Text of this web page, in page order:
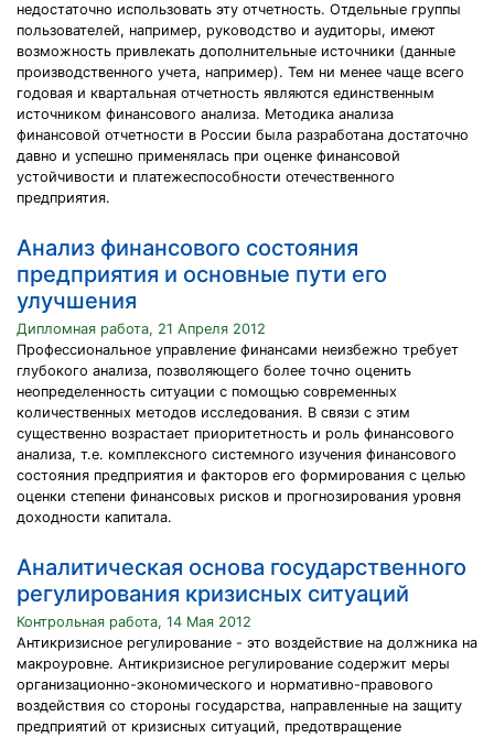
недостаточно использовать эту отчетность. Отдельные группы
пользователей, например, руководство и аудиторы, имеют
возможность привлекать дополнительные источники (данные
производственного учета, например). Тем ни менее чаще всего
годовая и квартальная отчетность являются единственным
источником финансового анализа. Методика анализа
финансовой отчетности в России была разработана достаточно
давно и успешно применялась при оценке финансовой
устойчивости и платежеспособности отечественного
предприятия.
Анализ финансового состояния
предприятия и основные пути его
улучшения
Дипломная работа, 21 Апреля 2012
Профессиональное управление финансами неизбежно требует
глубокого анализа, позволяющего более точно оценить
неопределенность ситуации с помощью современных
количественных методов исследования. В связи с этим
существенно возрастает приоритетность и роль финансового
анализа, т.е. комплексного системного изучения финансового
состояния предприятия и факторов его формирования с целью
оценки степени финансовых рисков и прогнозирования уровня
доходности капитала.
Аналитическая основа государственного
регулирования кризисных ситуаций
Контрольная работа, 14 Мая 2012
Антикризисное регулирование - это воздействие на должника на
макроуровне. Антикризисное регулирование содержит меры
организационно-экономического и нормативно-правового
воздействия со стороны государства, направленные на защиту
предприятий от кризисных ситуаций, предотвращение